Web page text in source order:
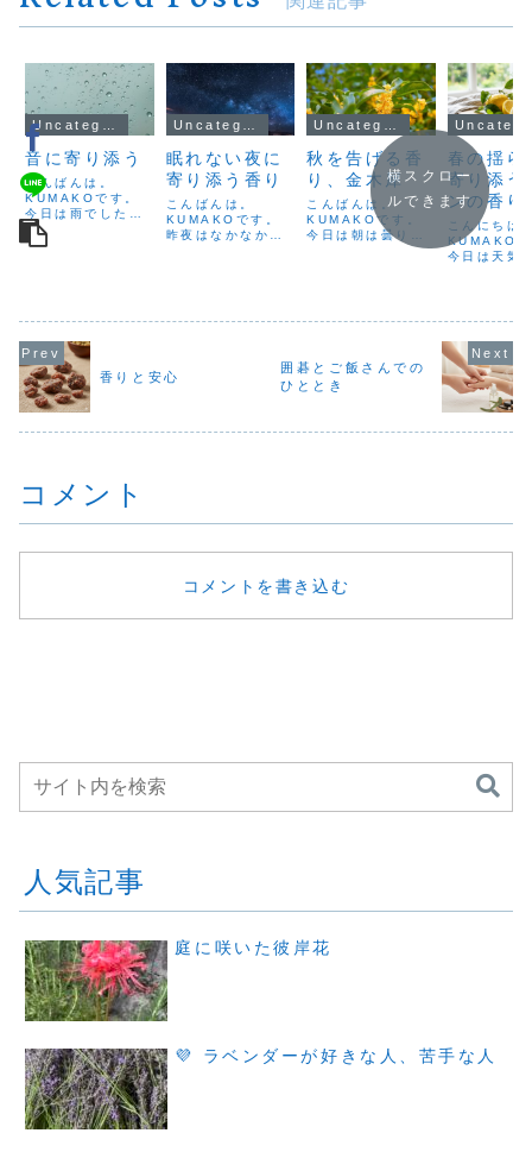
音に寄り添う
こんばんは。
KUMAKOです。
今日は雨でした
ね。激しく降った
かと思えば、ふと
や、やさしい音
を聴きながら香り
をブレンドする
――そんな時間
が、私にとっては
心をととのえ...
眠れない夜に
寄り添う香り
こんばんは。
KUMAKOです。
昨夜はなかなか寝
しまい、余計に眠
れなくなる。そん
な経験、きっと多
か。実...
秋を告げる香
り、金木犀
こんばんは。
KUMAKOです。
今日は朝は曇り
空、昼からは晴れ
くせい）」の香り
の商品を目にする
ようになります。
ぁ」...
春の揺ら
寄り添う
ンの香り
たい風と
を整える
こんにちは
KUMAKO
今日は天気
も少しずつ
そこまで来
のを感じま
かさと冷た
り混じるこ
節。春に向
横スクロー
ルできます
香りと安心
囲碁とご飯さんでの
ひととき
コメント
コメントを書き込む
人気記事
庭に咲いた彼岸花
💜 ラベンダーが好きな人、苦手な人